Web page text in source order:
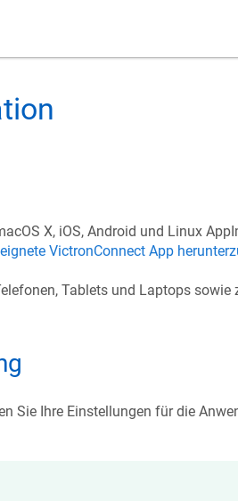
X, iOS, Android und Linux
VictronConnect App
Tablets und Laptops sowie
Sie Ihre Einstellungen für die